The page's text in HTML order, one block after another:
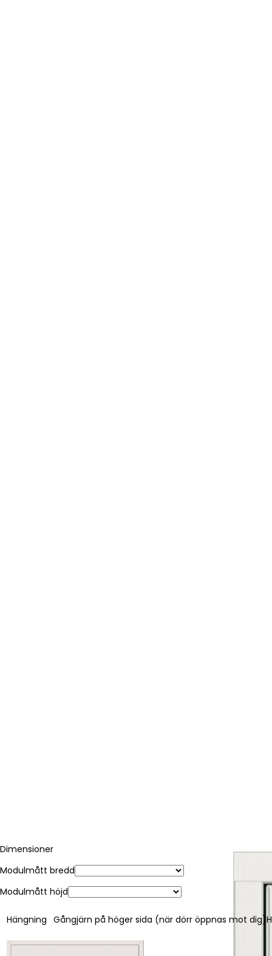
Dimensioner
Modulmått bredd
Modulmått höjd
Hängning Gångjärn på höger sida (när dörr öppnas mot dig)